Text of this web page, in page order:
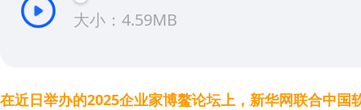
大小：4.59MB
在近日举办的2025企业家博鳌论坛上，新华网联合中